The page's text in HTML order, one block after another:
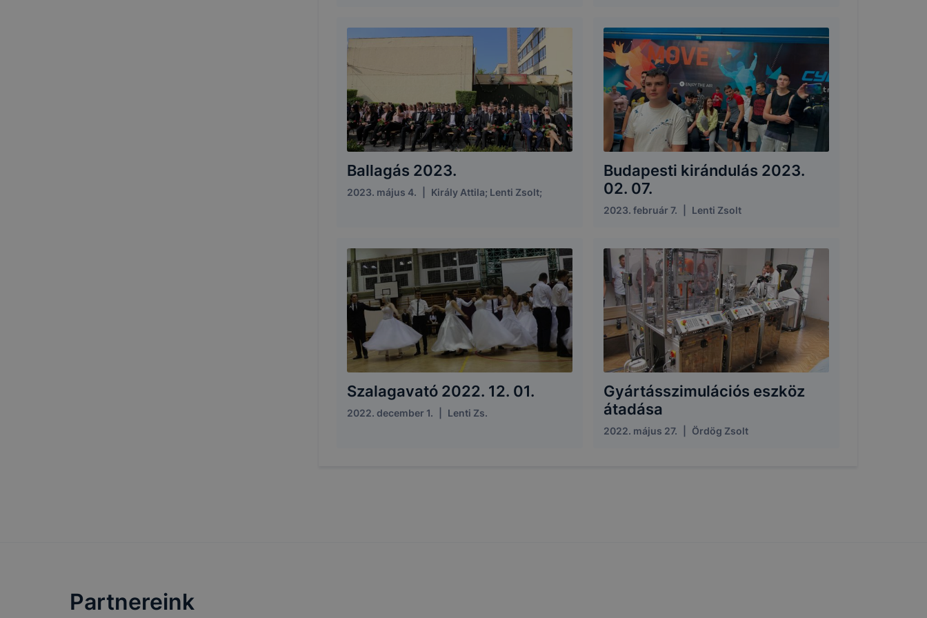
Ballagás 2023.
2023. május 4. Király Attila; Lenti Zsolt;
Budapesti kirándulás 2023.
02. 07.
2023. február 7. Lenti Zsolt
Szalagavató 2022. 12. 01.
2022. december 1. Lenti Zs.
Gyártásszimulációs eszköz
átadása
2022. május 27. Ördög Zsolt
Partnereink